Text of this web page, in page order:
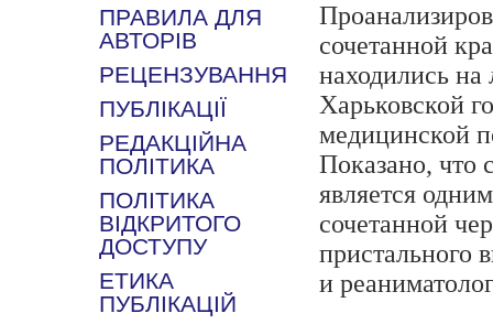
ПРАВИЛА ДЛЯ
АВТОРІВ
РЕЦЕНЗУВАННЯ
ПУБЛІКАЦІЇ
РЕДАКЦІЙНА
ПОЛІТИКА
ПОЛІТИКА
ВІДКРИТОГО
ДОСТУПУ
ЕТИКА
ПУБЛІКАЦІЙ
сочетанной
находились
Харьковской
медицинской
Показано, что
является
сочетанной
пристального
и